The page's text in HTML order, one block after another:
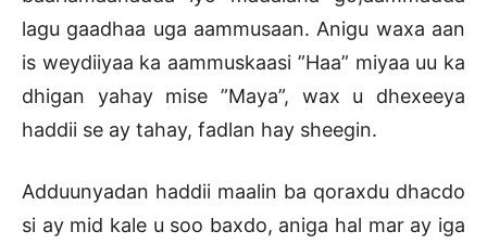
lagu gaadhaa uga aammusaan. Anigu waxa aan
is weydiiyaa ka aammuskaasi ”Haa” miyaa uu ka
dhigan yahay mise ”Maya”, wax u dhexeeya
haddii se ay tahay, fadlan hay sheegin.
Adduunyadan haddii maalin ba qoraxdu dhacdo
si ay mid kale u soo baxdo, aniga hal mar ay iga